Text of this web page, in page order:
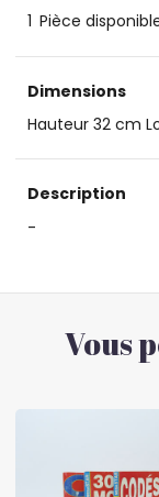
1 Pièce
Dimensions
Hauteur 32 cm
Description
-
Vous